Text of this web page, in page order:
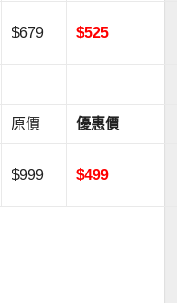
$679 $525
原價 優惠價
$999 $499